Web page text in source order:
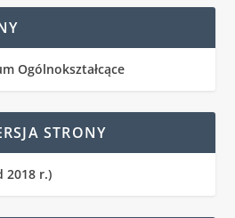
Ogólnokształcące
STRONY
2018 r.)